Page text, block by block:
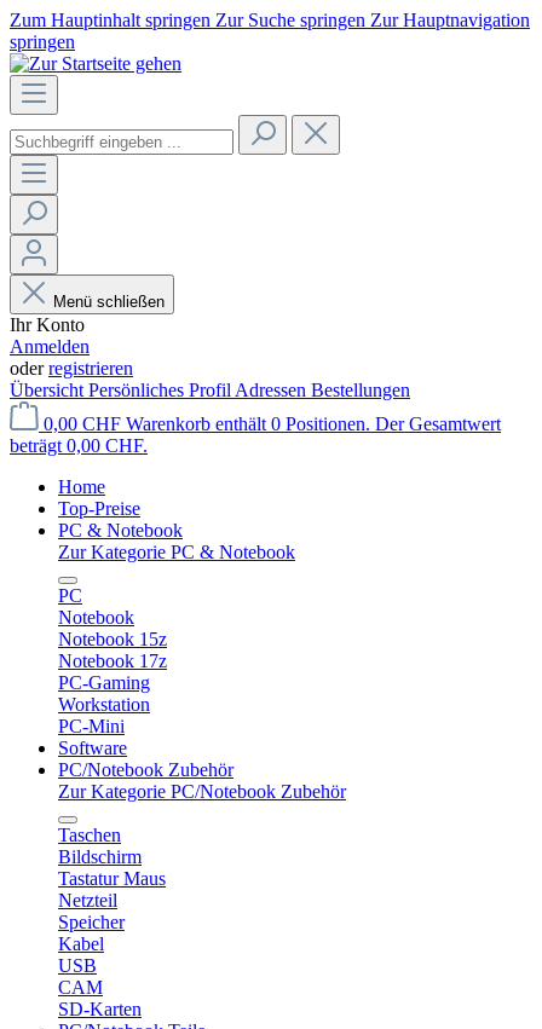
Zum Hauptinhalt springen Zur Suche springen Zur Hauptnavigation
springen
Menü schließen
Ihr Konto
Anmelden
oderregistrieren
Übersicht Persönliches Profil Adressen Bestellungen
0,00 CHF Warenkorb enthält 0 Positionen. Der Gesamtwert
beträgt 0,00 CHF.
Home
Top-Preise
PC & Notebook
Zur Kategorie PC & Notebook
PC
Notebook
Notebook 15z
Notebook 17z
PC-Gaming
Workstation
PC-Mini
Software
PC/Notebook Zubehör
Zur Kategorie PC/Notebook Zubehör
Taschen
Bildschirm
Tastatur Maus
Netzteil
Speicher
Kabel
USB
CAM
SD-Karten